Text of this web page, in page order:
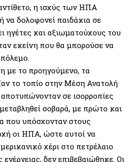
η ισχύς των ΗΠΑ
να δολοφονεί παιδάκια σε
ηγέτες και αξιωματούχους του
εκείνη που θα μπορούσε να
πόλεμο.
με το προηγούμενο, τα
το τοπίο στην Μέση Ανατολή
σε ισορροπίες
σοβαρά, με πρώτο και
που υπόσχονταν στους
οι ΗΠΑ, ώστε αυτοί να
χέρι στο πετρέλαιο
δεν επιβεβαιώθηκε. Οι